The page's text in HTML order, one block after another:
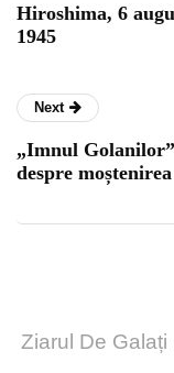
Hiroshima, 6
1945
Next
„Imnul Golanilor”
despre
Ziarul De Galați